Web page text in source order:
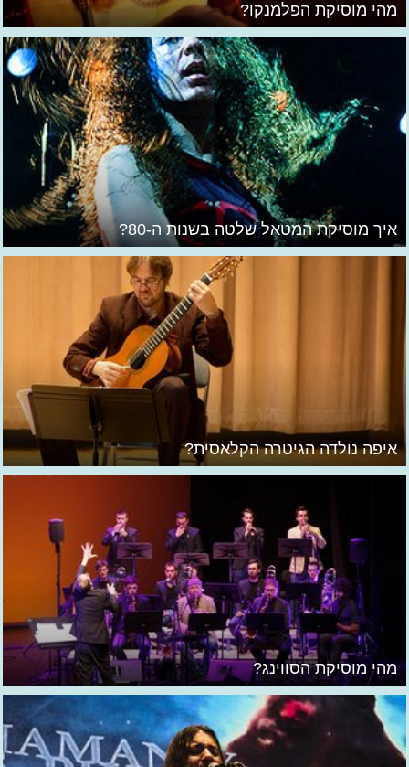
מהי מוסיקת הפלמנקו?
איך מוסיקת המטאל שלטה בשנות ה-80?
איפה נולדה הגיטרה הקלאסית?
מהי מוסיקת הסווינג?